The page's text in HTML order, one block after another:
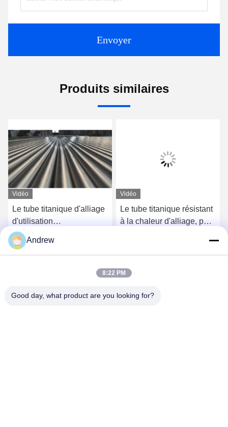
Envoyer
Produits similaires
Vidéo
Le tube titanique d'alliage
d'utilisation
d'aéronautique a mariné
l'épaisseur de paroi
épaisse de 22mm
Causez Maintenant
Vidéo
Le tube titanique résistant
à la chaleur d'alliage, petit
Causez Maintenant
Andrew
8:22 PM
Good day, what product are you looking for?